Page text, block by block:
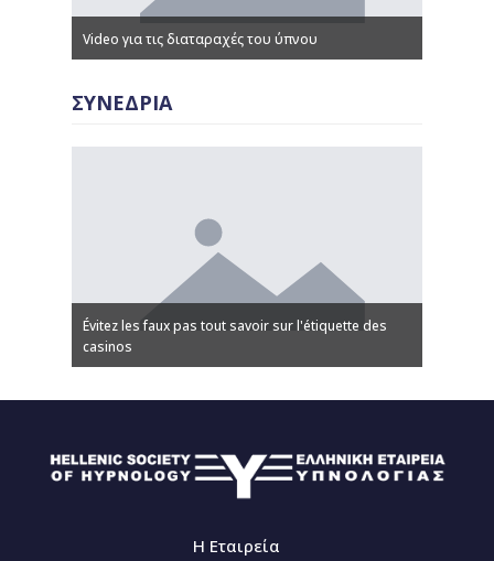
Video για τις διαταραχές του ύπνου
ΣΥΝΕΔΡΙΑ
Évitez les faux pas tout savoir sur l'étiquette des
casinos
Η Εταιρεία